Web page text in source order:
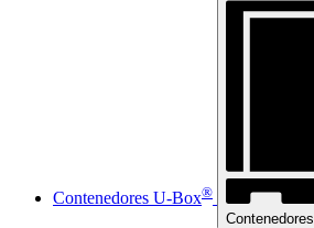
Contenedores U-Box®
Contenedores